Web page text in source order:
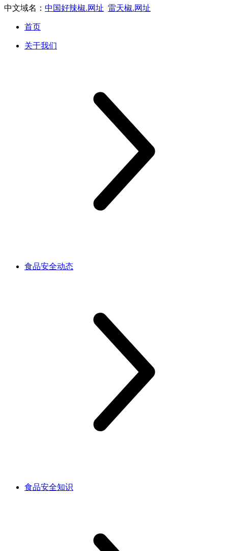
中文域名： 中国好辣椒.网址 雷天椒.网址
首页
关于我们
食品安全动态
食品安全知识